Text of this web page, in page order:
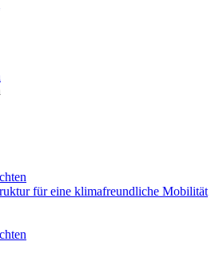
für eine klimafreundliche Mobilität